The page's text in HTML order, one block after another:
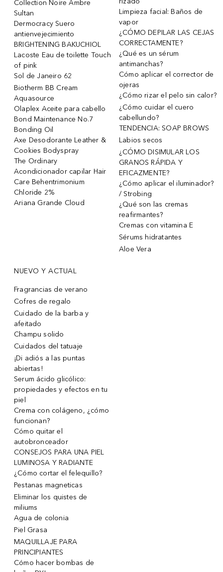
Collection Noire Ambre
Sultan
Dermocracy Suero
antienvejecimiento
BRIGHTENING BAKUCHIOL
Lacoste Eau de toilette Touch
of pink
Sol de Janeiro 62
Biotherm BB Cream
Aquasource
Olaplex Aceite para cabello
Bond Maintenance No.7
Bonding Oil
Axe Desodorante Leather &
Cookies Bodyspray
The Ordinary
Acondicionador capilar Hair
Care Behentrimonium
Chloride 2%
Ariana Grande Cloud
Limpieza facial: Baños de
vapor
¿CÓMO DEPILAR LAS CEJAS
CORRECTAMENTE?
¿Qué es un sérum
antimanchas?
Cómo aplicar el corrector de
ojeras
¿Cómo rizar el pelo sin calor?
¿Cómo cuidar el cuero
cabellundo?
TENDENCIA: SOAP BROWS
Labios secos
¿CÓMO DISIMULAR LOS
GRANOS RÁPIDA Y
EFICAZMENTE?
¿Cómo aplicar el iluminador?
/ Strobing
¿Qué son las cremas
reafirmantes?
Cremas con vitamina E
Sérums hidratantes
Aloe Vera
NUEVO Y ACTUAL
Fragrancias de verano
Cofres de regalo
Cuidado de la barba y
afeitado
Champu solido
Cuidados del tatuaje
¡Di adiós a las puntas
abiertas!
Serum ácido glicólico:
propiedades y efectos en tu
piel
Crema con colágeno, ¿cómo
funcionan?
Cómo quitar el
autobronceador
CONSEJOS PARA UNA PIEL
LUMINOSA Y RADIANTE
¿Cómo cortar el felequillo?
Pestanas magneticas
Eliminar los quistes de
miliums
Agua de colonia
Piel Grasa
MAQUILLAJE PARA
PRINCIPIANTES
Cómo hacer bombas de